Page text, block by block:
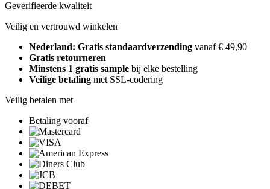
Geverifieerde kwaliteit
Veilig en vertrouwd winkelen
Nederland: Gratis standaardverzending vanaf € 49,90
Gratis retourneren
Minstens 1 gratis sample bij elke bestelling
Veilige betaling met SSL-codering
Veilig betalen met
Betaling vooraf